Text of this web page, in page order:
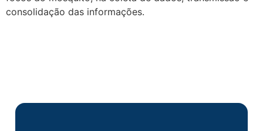
consolidação das informações.